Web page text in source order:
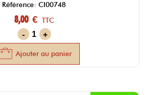
Référence: CI00748
8,00 € TTC
-
+
Ajouter au panier